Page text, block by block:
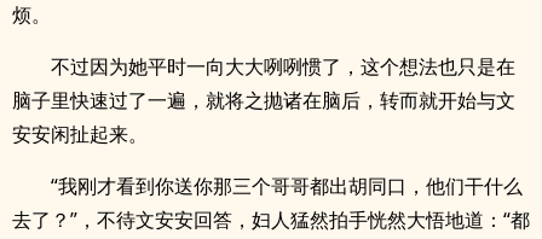
烦。
不过因为她平时一向大大咧咧惯了，这个想法也只是在
脑子里快速过了一遍，就将之抛诸在脑后，转而就开始与文
安安闲扯起来。
“我刚才看到你送你那三个哥哥都出胡同口，他们干什么
去了？”，不待文安安回答，妇人猛然拍手恍然大悟地道：“都